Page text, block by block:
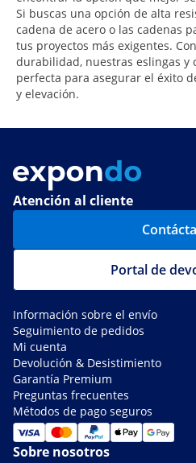
Si buscas una opción de alta
cadena de acero o las cadenas
tus proyectos más exigentes.
durabilidad, nuestras eslingas y
perfecta para asegurar el éxito
y elevación.
Atención al cliente
Portal de
Información sobre el envío
Seguimiento de pedidos
Mi cuenta
Devolución & Desistimiento
Garantía Premium
Preguntas frecuentes
Métodos de pago seguros
Sobre nosotros